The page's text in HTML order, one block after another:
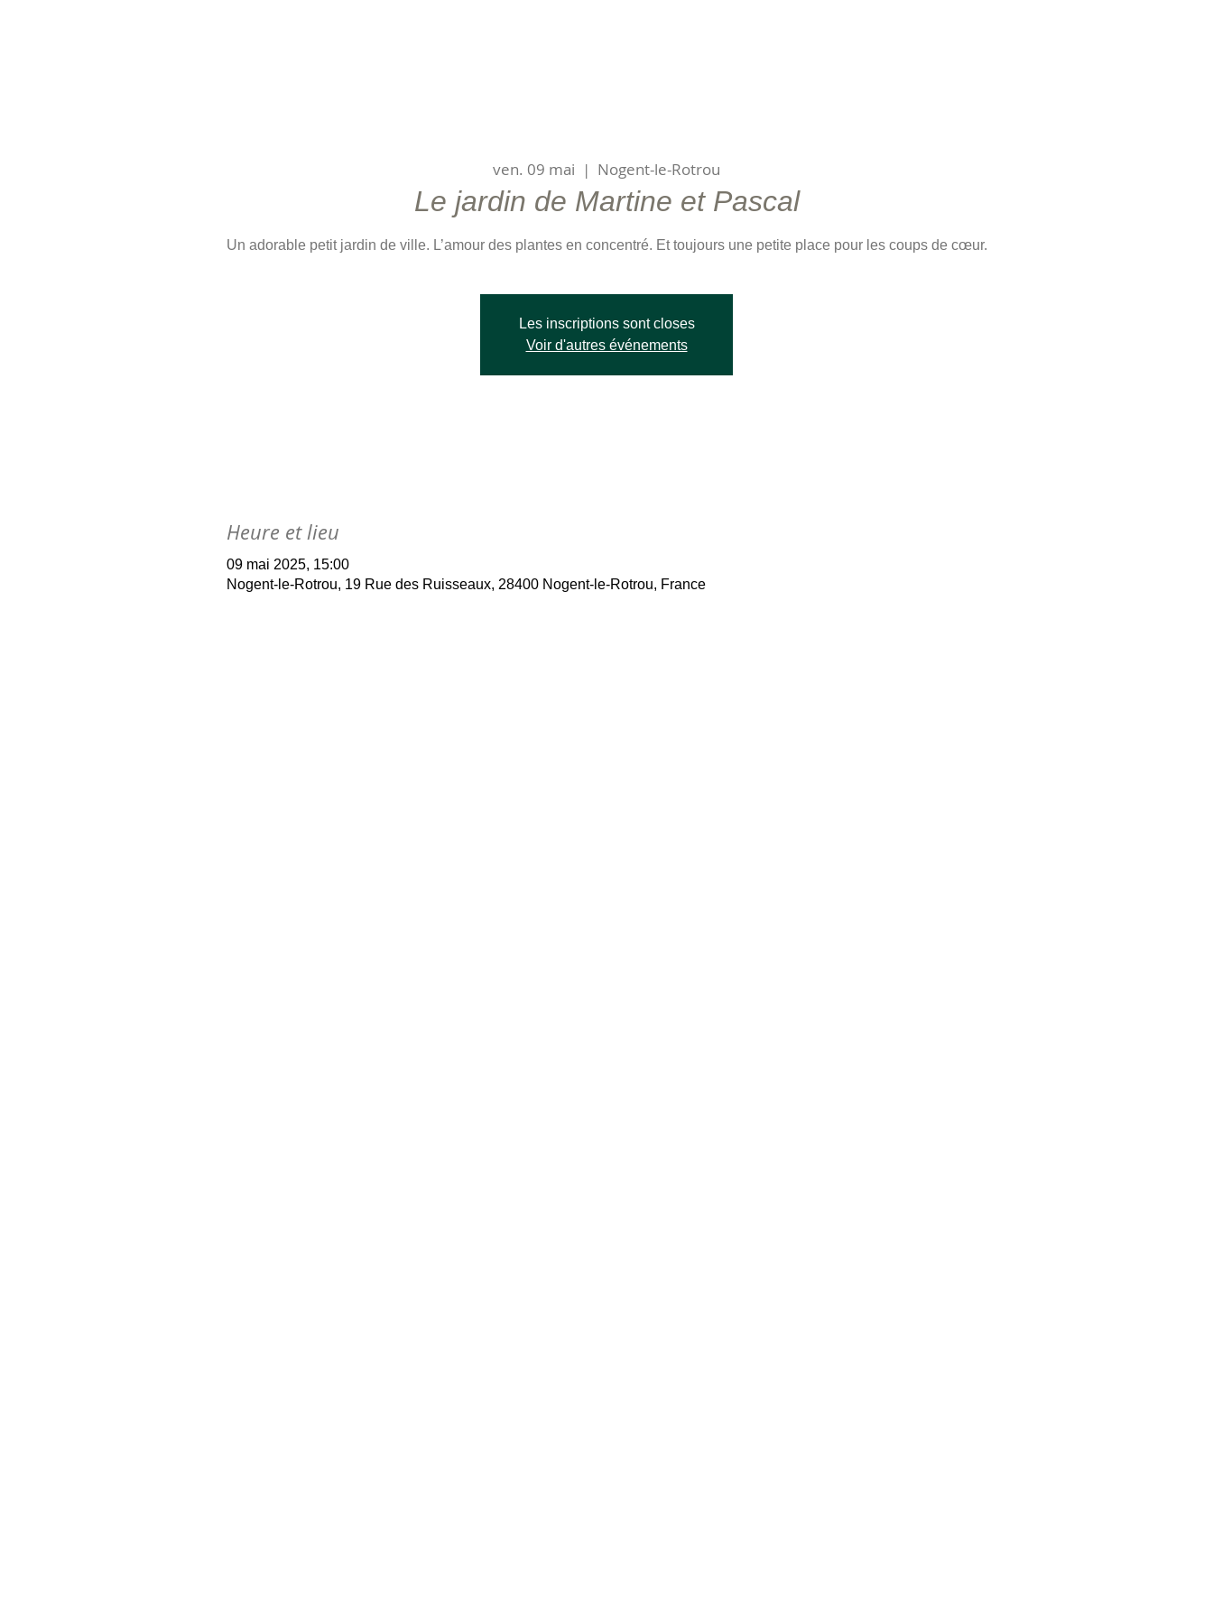
ven. 09 mai
  |
Nogent-le-Rotrou
Le jardin de Martine et Pascal
Un adorable petit jardin de ville. L’amour des plantes en concentré. Et toujours une petite place pour les coups de cœur.
Les inscriptions sont closes
Voir d'autres événements
Heure et lieu
09 mai 2025, 15:00
Nogent-le-Rotrou, 19 Rue des Ruisseaux, 28400 Nogent-le-Rotrou, France